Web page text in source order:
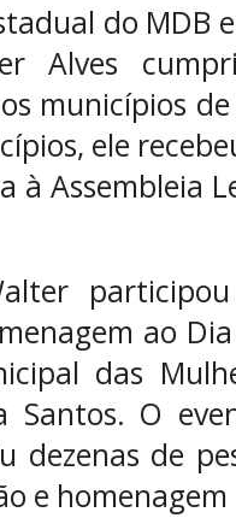
do MDB
Alves
municípios
ele
à Assembleia
ao
das
Santos. O
dezenas de
e homenagem